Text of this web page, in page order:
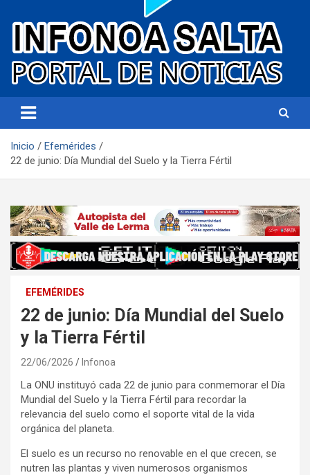
Infonoa Salta
Inicio
Efemérides
22 de junio: Día Mundial del Suelo y la Tierra Fértil
EFEMÉRIDES
22 de junio: Día Mundial del Suelo
y la Tierra Fértil
22/06/2026 Infonoa
La ONU instituyó cada 22 de junio para conmemorar el Día
Mundial del Suelo y la Tierra Fértil para recordar la
relevancia del suelo como el soporte vital de la vida
orgánica del planeta.
El suelo es un recurso no renovable en el que crecen, se
nutren las plantas y viven numerosos organismos